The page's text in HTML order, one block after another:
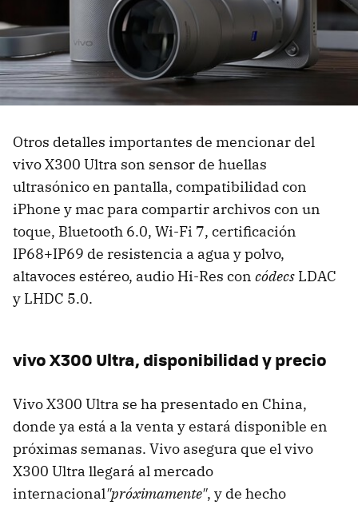
Otros detalles importantes de mencionar del
vivo X300 Ultra son sensor de huellas
ultrasónico en pantalla, compatibilidad con
iPhone y mac para compartir archivos con un
toque, Bluetooth 6.0, Wi-Fi 7, certificación
IP68+IP69 de resistencia a agua y polvo,
altavoces estéreo, audio Hi-Res con códecs LDAC
y LHDC 5.0.
vivo X300 Ultra, disponibilidad y precio
Vivo X300 Ultra se ha presentado en China,
donde ya está a la venta y estará disponible en
próximas semanas. Vivo asegura que el vivo
X300 Ultra llegará al mercado
internacional"próximamente", y de hecho